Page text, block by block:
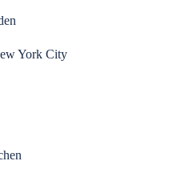
York City